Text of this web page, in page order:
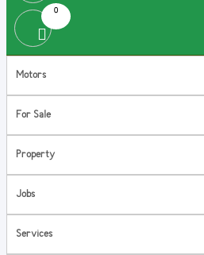
0
Motors
For Sale
Property
Jobs
Services